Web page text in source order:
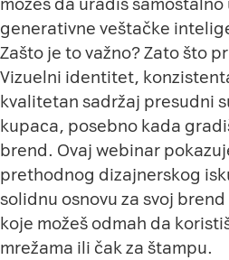
generativne veštačke
Zašto je to važno? Zato što
Vizuelni identitet,
kvalitetan sadržaj presudni
kupaca, posebno kada
brend. Ovaj webinar
prethodnog dizajnerskog
solidnu osnovu za svoj
koje možeš odmah da
mrežama ili čak za štampu.